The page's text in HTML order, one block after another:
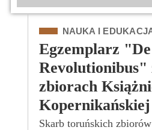
KategoriaNAUKA I
Egzemplarz "De
Revolutionibus"
zbiorach
Kopernikańskiej
Skarb toruńskich